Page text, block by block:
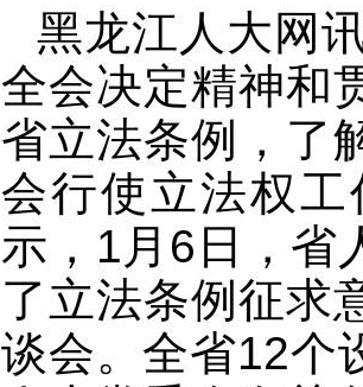
黑龙江人大网
全会决定精神和
省立法条例，了
会行使立法权
示，1月6日，省
了立法条例征求
谈会。全省12个